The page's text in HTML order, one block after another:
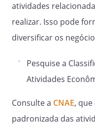
atividades
realizar. Isso pode
diversificar os
Pesquise a
Atividades
Consulte a CNAE, que
padronizada das